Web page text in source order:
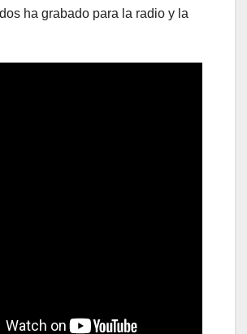
ha grabado para la radio y la